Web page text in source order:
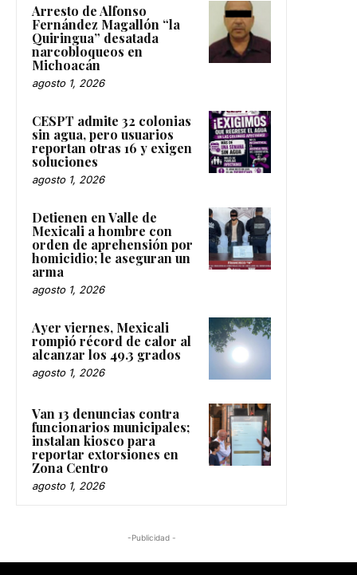
Arresto de Alfonso
Fernández Magallón “la
Quiringua” desatada
narcobloqueos en
Michoacán
agosto 1, 2026
CESPT admite 32 colonias
sin agua, pero usuarios
reportan otras 16 y exigen
soluciones
agosto 1, 2026
Detienen en Valle de
Mexicali a hombre con
orden de aprehensión por
homicidio; le aseguran un
arma
agosto 1, 2026
Ayer viernes, Mexicali
rompió récord de calor al
alcanzar los 49.3 grados
agosto 1, 2026
Van 13 denuncias contra
funcionarios municipales;
instalan kiosco para
reportar extorsiones en
Zona Centro
agosto 1, 2026
-Publicidad -